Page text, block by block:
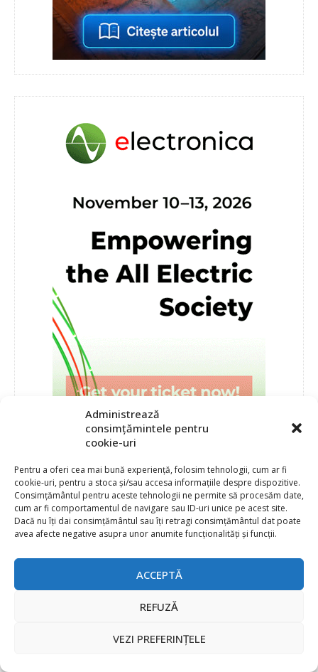
Administrează
consimțămintele pentru
cookie-uri
Pentru a oferi cea mai bună experiență, folosim tehnologii, cum ar fi
cookie-uri, pentru a stoca și/sau accesa informațiile despre dispozitive.
Consimțământul pentru aceste tehnologii ne permite să procesăm date,
cum ar fi comportamentul de navigare sau ID-uri unice pe acest site.
Dacă nu îți dai consimțământul sau îți retragi consimțământul dat poate
avea afecte negative asupra unor anumite funcționalități și funcții.
ACCEPTĂ
REFUZĂ
VEZI PREFERINȚELE